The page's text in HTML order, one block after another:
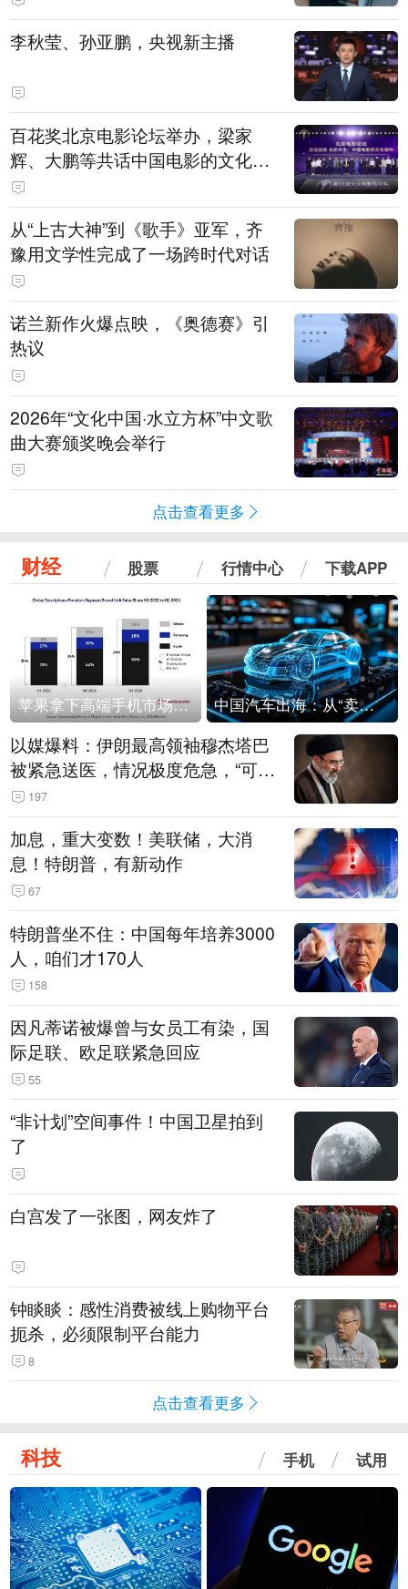
白，主演均为广州本土演员
李秋莹、孙亚鹏，央视新主播
百花奖北京电影论坛举办，梁家
辉、大鹏等共话中国电影的文化建
构
从“上古大神”到《歌手》亚军，齐
豫用文学性完成了一场跨时代对话
诺兰新作火爆点映，《奥德赛》引
热议
2026年“文化中国·水立方杯”中文歌
曲大赛颁奖晚会举行
点击查看更多
财经 股票 行情中心 下载APP
苹果拿下高端手机市场65%的份额：iPhone 17系列功不可没 中国汽车出海：从“卖出去”到“走进去”
以媒爆料：伊朗最高领袖穆杰塔巴
被紧急送医，情况极度危急，“可能
随时会死去”
197
加息，重大变数！美联储，大消
息！特朗普，有新动作
67
特朗普坐不住：中国每年培养3000
人，咱们才170人
158
因凡蒂诺被爆曾与女员工有染，国
际足联、欧足联紧急回应
55
“非计划”空间事件！中国卫星拍到
了
白宫发了一张图，网友炸了
钟睒睒：感性消费被线上购物平台
扼杀，必须限制平台能力
8
点击查看更多
科技 手机 试用